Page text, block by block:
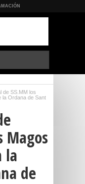
de SS.MM los
la Ordana de Sant
Magos
la
de